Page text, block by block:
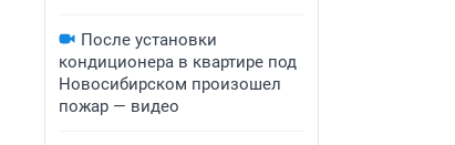
После установки
кондиционера в квартире под
Новосибирском произошел
пожар — видео